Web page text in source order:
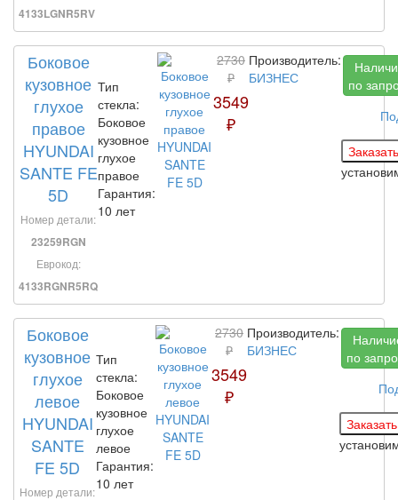
4133LGNR5RV
Боковое
кузовное
глухое
правое
HYUNDAI
SANTE FE
5D
Номер детали:
23259RGN
Еврокод:
4133RGNR5RQ
Тип
стекла:
Боковое
кузовное
глухое
правое
Гарантия:
10 лет
2730
₽
3549
₽
Производитель:
БИЗНЕС
по
Боковое
кузовное
глухое
левое
HYUNDAI
SANTE
FE 5D
Номер детали:
Тип
стекла:
Боковое
кузовное
глухое
левое
Гарантия:
10 лет
2730
₽
3549
₽
Производитель:
БИЗНЕС
по